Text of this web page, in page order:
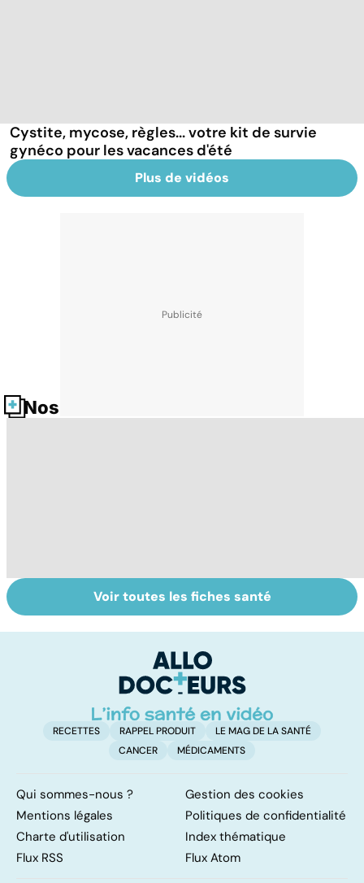
Cystite, mycose, règles... votre kit de survie
gynéco pour les vacances d'été
Plus de vidéos
Nos fiches santé
HPV : tout savoir
sur les
Exostose
osseuse : des
peau
Voir toutes les fiches santé
RECETTES RAPPEL PRODUIT
LE MAG DE LA SANTÉ
CANCER
MÉDICAMENTS
Qui sommes-nous ?
Gestion des cookies
Mentions légales
Politiques de confidentialité
Charte d'utilisation
Index thématique
Flux RSS
Flux Atom